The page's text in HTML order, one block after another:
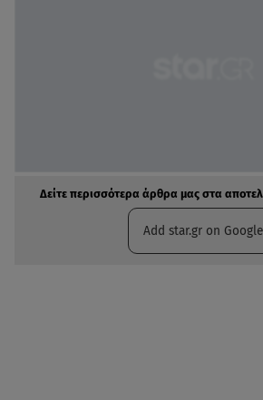
Δείτε περισσότερα άρθρα μας στα
Add star.gr on Google